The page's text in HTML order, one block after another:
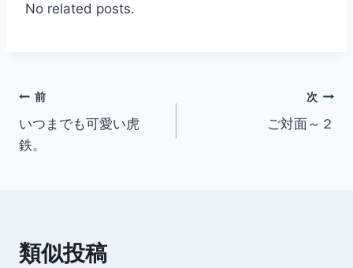
No related posts.
投
稿
前
いつまでも可愛い虎
鉄。
次
ご対面～２
類似投稿